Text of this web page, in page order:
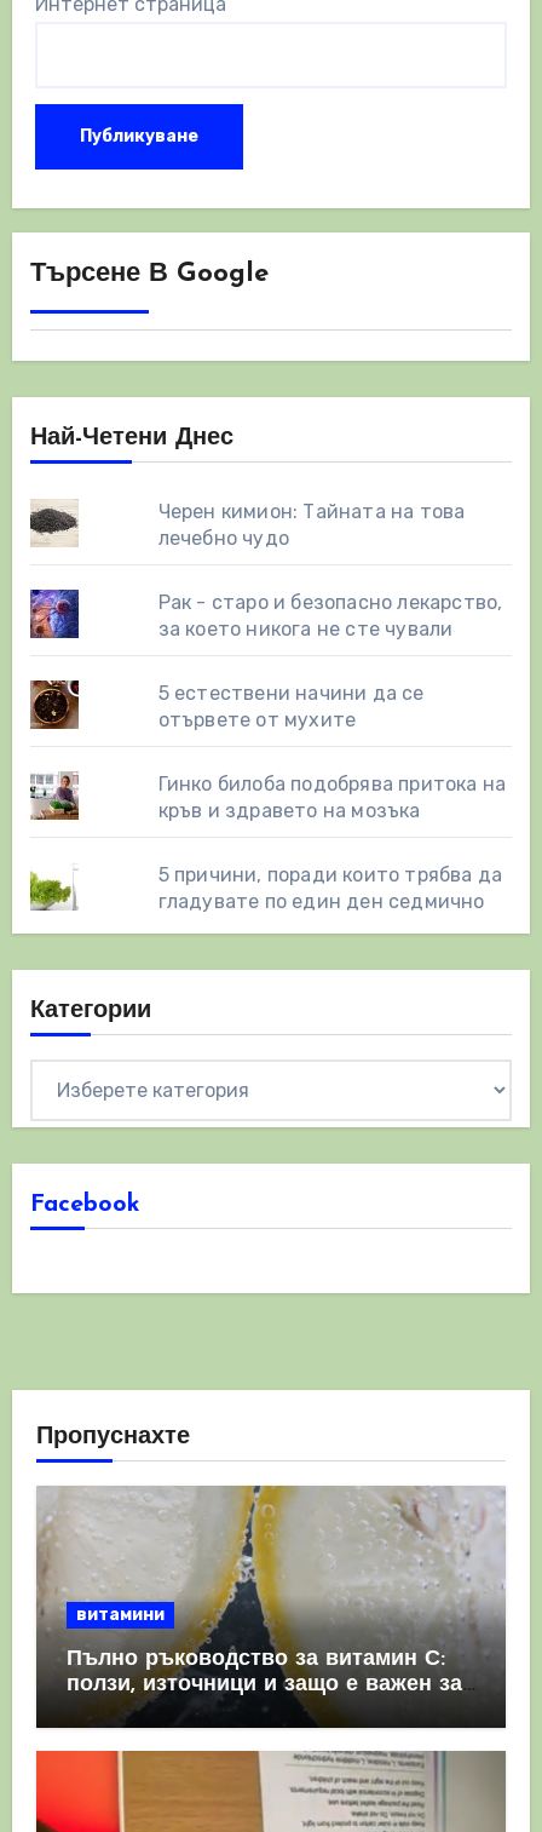
Интернет страница
Търсене В Google
Най-Четени Днес
Черен кимион: Тайната на това
лечебно чудо
Рак - старо и безопасно лекарство,
за което никога не сте чували
5 естествени начини да се
отървете от мухите
Гинко билоба подобрява притока на
кръв и здравето на мозъка
5 причини, поради които трябва да
гладувате по един ден седмично
Категории
Facebook
Пропуснахте
витамини
Пълно ръководство за витамин С:
ползи, източници и защо е важен за
имунната система